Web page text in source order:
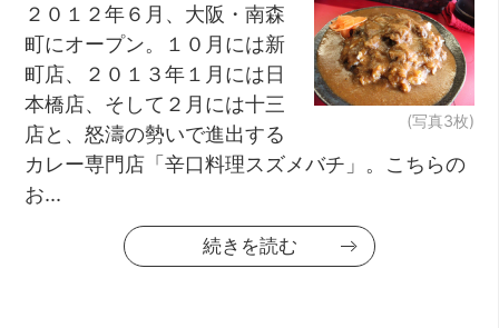
(写真3枚)
２０１２年６月、大阪・南森
町にオープン。１０月には新
町店、２０１３年１月には日
本橋店、そして２月には十三
店と、怒濤の勢いで進出する
カレー専門店「辛口料理スズメバチ」。こちらの
お...
続きを読む